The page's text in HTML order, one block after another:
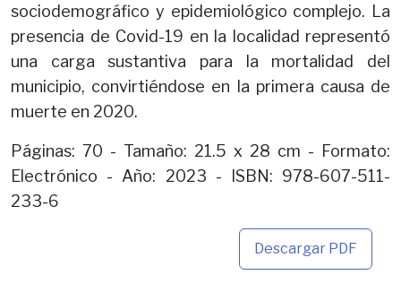
sociodemográfico y epidemiológico complejo. La
presencia de Covid-19 en la localidad representó
una carga sustantiva para la mortalidad del
municipio, convirtiéndose en la primera causa de
muerte en 2020.
Páginas: 70 - Tamaño: 21.5 x 28 cm - Formato:
Electrónico - Año: 2023 - ISBN: 978-607-511-
233-6
Descargar PDF